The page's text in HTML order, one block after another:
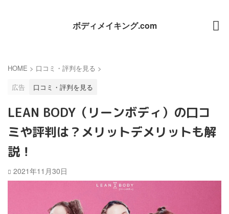
ボディメイキング.com
HOME > 口コミ・評判を見る >
広告
口コミ・評判を見る
LEAN BODY（リーンボディ）の口コ
ミや評判は？メリットデメリットも解
説！
2021年11月30日